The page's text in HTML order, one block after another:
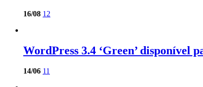
16/08 12
WordPress 3.4 ‘Green’ disponível
14/06 11